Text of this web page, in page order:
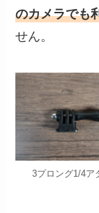
のカメラでも
せん。
3プロング1/4ア